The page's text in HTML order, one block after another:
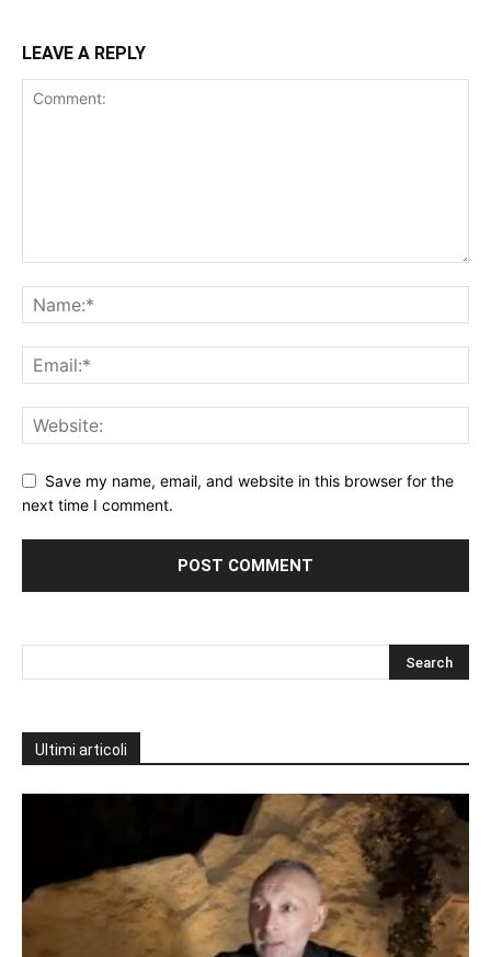
LEAVE A REPLY
Save my name, email, and website in this browser for the
next time I comment.
Ultimi articoli